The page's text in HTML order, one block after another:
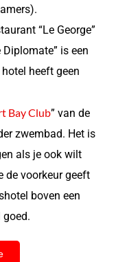
“Le George”
Diplomate” is een
heeft geen
Bay Club” van de
zwembad. Het is
als je ook wilt
de voorkeur geeft
boven een
goed.